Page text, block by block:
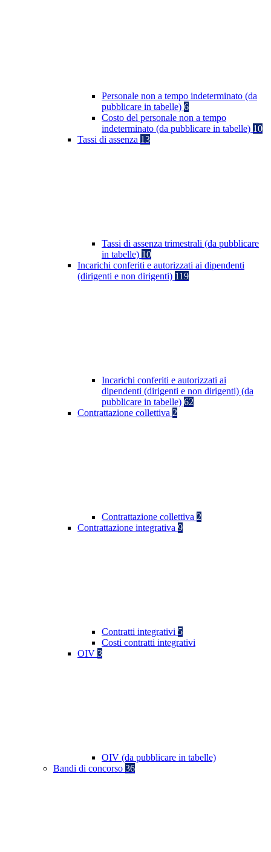
Personale non a tempo indeterminato (da
pubblicare in tabelle) 6
Costo del personale non a tempo
indeterminato (da pubblicare in tabelle) 10
Tassi di assenza 13
Tassi di assenza trimestrali (da pubblicare
in tabelle) 10
Incarichi conferiti e autorizzati ai dipendenti
(dirigenti e non dirigenti) 119
Incarichi conferiti e autorizzati ai
dipendenti (dirigenti e non dirigenti) (da
pubblicare in tabelle) 62
Contrattazione collettiva 2
Contrattazione collettiva 2
Contrattazione integrativa 9
Contratti integrativi 5
Costi contratti integrativi
OIV 3
OIV (da pubblicare in tabelle)
Bandi di concorso 36